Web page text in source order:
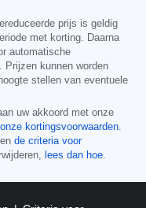
prijs is geldig
met korting. Daarna
automatische
Prijzen kunnen worden
stellen van eventuele
uw akkoord met onze
onze kortingsvoorwaarden.
en de criteria voor
lees dan hoe.